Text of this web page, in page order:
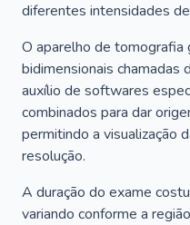
diferentes intensidades
O aparelho de tomografia
bidimensionais chamadas
auxílio de softwares
combinados para dar
permitindo a visualização
resolução.
A duração do exame
variando conforme a